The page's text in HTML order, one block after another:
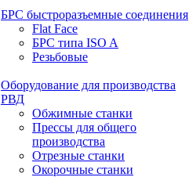
БРС быстроразъемные соединения
Flat Face
БРС типа ISO A
Резьбовые
Оборудование для производства
РВД
Обжимные станки
Прессы для общего
производства
Отрезные станки
Окорочные станки